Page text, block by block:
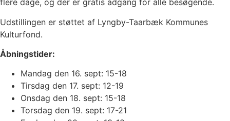
flere dage, og der er gratis adgang for alle besøgende.
Udstillingen er støttet af Lyngby-Taarbæk Kommunes
Kulturfond.
Åbningstider:
Mandag den 16. sept: 15-18
Tirsdag den 17. sept: 12-19
Onsdag den 18. sept: 15-18
Torsdag den 19. sept: 17-21